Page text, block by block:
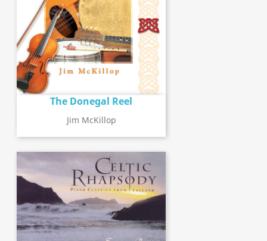
The Donegal Reel
Jim McKillop